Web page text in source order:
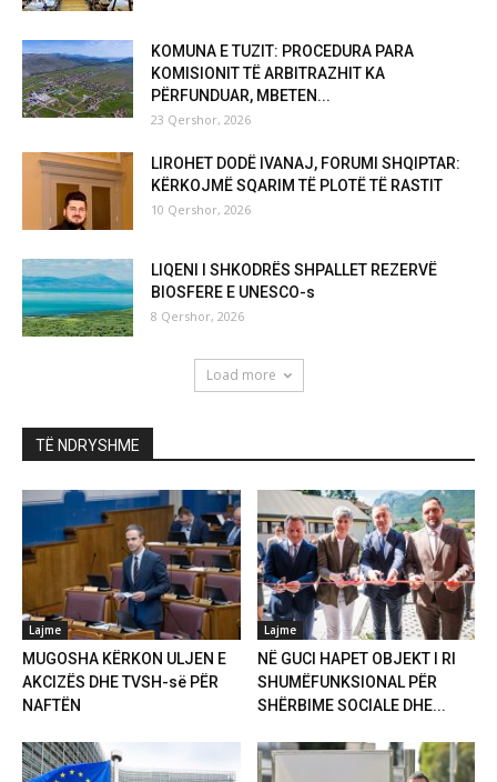
KOMUNA E TUZIT: PROCEDURA PARA
KOMISIONIT TË ARBITRAZHIT KA
PËRFUNDUAR, MBETEN...
23 Qershor, 2026
LIROHET DODË IVANAJ, FORUMI SHQIPTAR:
KËRKOJMË SQARIM TË PLOTË TË RASTIT
10 Qershor, 2026
LIQENI I SHKODRËS SHPALLET REZERVË
BIOSFERE E UNESCO-s
8 Qershor, 2026
Load more
TË NDRYSHME
Lajme
MUGOSHA KËRKON ULJEN E
AKCIZËS DHE TVSH-së PËR
NAFTËN
Lajme
NË GUCI HAPET OBJEKT I RI
SHUMËFUNKSIONAL PËR
SHËRBIME SOCIALE DHE...